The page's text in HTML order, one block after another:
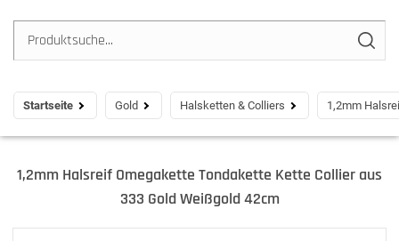
Startseite Gold Halsketten & Colliers 1,2mm
1,2mm Halsreif Omegakette Tondakette Kette Collier aus
333 Gold Weißgold 42cm